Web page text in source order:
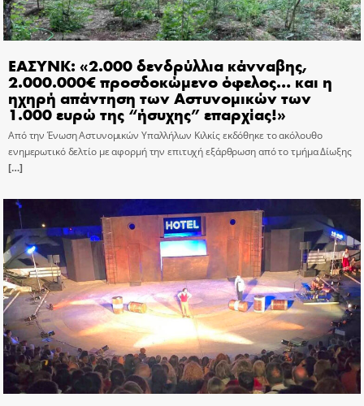
ΕΑΣΥΝΚ: «2.000 δενδρύλλια κάνναβης,
2.000.000€ προσδοκώμενο όφελος… και η
ηχηρή απάντηση των Αστυνομικών των
1.000 ευρώ της “ήσυχης” επαρχίας!»
Από την Ένωση Αστυνομικών Υπαλλήλων Κιλκίς εκδόθηκε το ακόλουθο
ενημερωτικό δελτίο με αφορμή την επιτυχή εξάρθρωση από το τμήμα Δίωξης
[…]